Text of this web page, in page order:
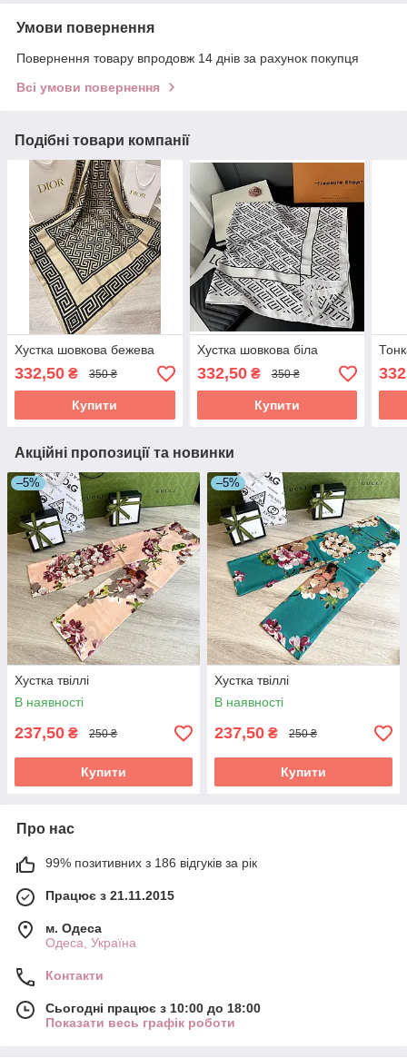
Умови повернення
Повернення товару впродовж 14 днів за рахунок покупця
Всі умови повернення
Подібні товари компанії
Хустка шовкова бежева
332,50 ₴ 350 ₴
Купити
Хустка шовкова біла
332,50₴ 350 ₴
Купити
Акційні пропозиції та новинки
–5%
Хустка твіллі
В наявності
237,50 ₴ 250 ₴
Купити
–5%
Хустка твіллі
В наявності
237,50 ₴ 250 ₴
Купити
Про нас
99% позитивних з 186 відгуків за рік
Працює з 21.11.2015
м. Одеса
Одеса, Україна
Контакти
Сьогодні працює з 10:00 до 18:00
Показати весь графік роботи